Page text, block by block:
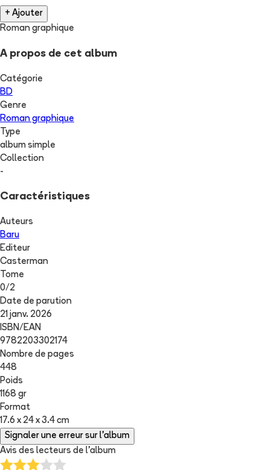
+ Ajouter
Roman graphique
A propos de cet album
Catégorie
BD
Genre
Roman graphique
Type
album simple
Collection
-
Caractéristiques
Auteurs
Baru
Editeur
Casterman
Tome
0/2
Date de parution
21 janv. 2026
ISBN/EAN
9782203302174
Nombre de pages
448
Poids
1168 gr
Format
17.6 x 24 x 3.4 cm
Signaler une erreur sur l'album
Avis des lecteurs de l'album